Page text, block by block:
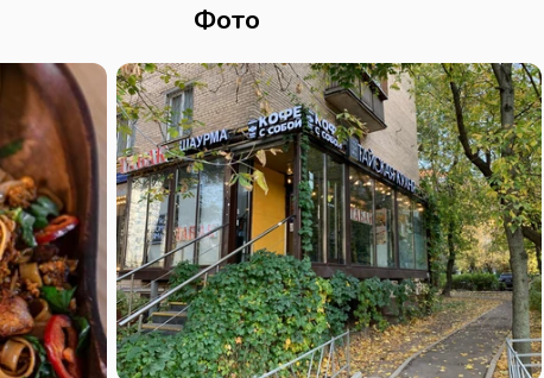
Фото